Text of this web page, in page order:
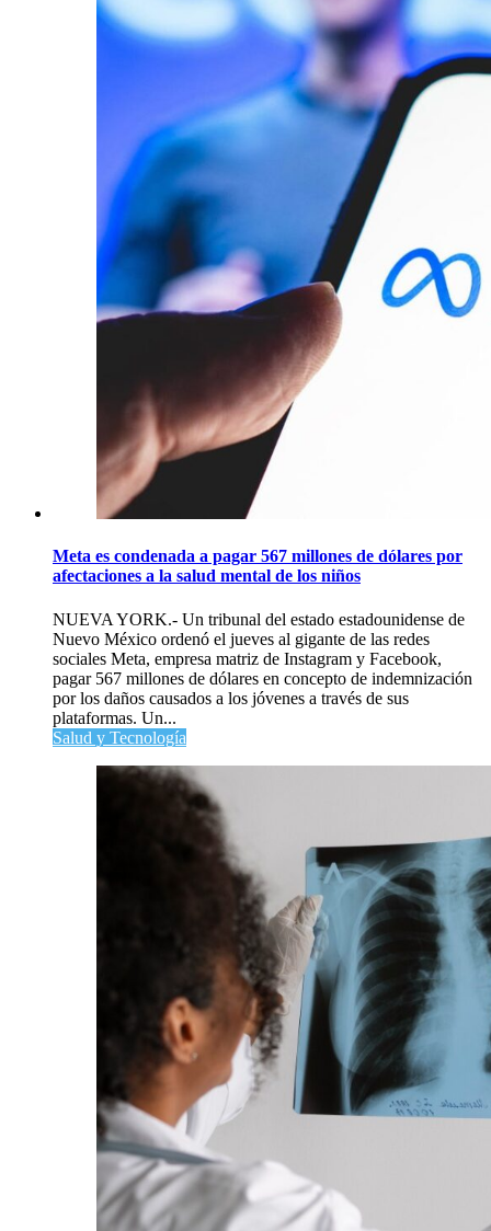
Meta es condenada a pagar 567 millones de dólares por
afectaciones a la salud mental de los niños
NUEVA YORK.- Un tribunal del estado estadounidense de
Nuevo México ordenó el jueves al gigante de las redes
sociales Meta, empresa matriz de Instagram y Facebook,
pagar 567 millones de dólares en concepto de indemnización
por los daños causados a los jóvenes a través de sus
plataformas. Un...
Salud y Tecnología